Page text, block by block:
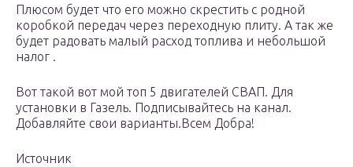
Плюсом будет что его можно скрестить с родной
коробкой передач через переходную плиту. А так же
будет радовать малый расход топлива и небольшой
налог .
Вот такой вот мой топ 5 двигателей СВАП. Для
установки в Газель. Подписывайтесь на канал.
Добавляйте свои варианты.Всем Добра!
Источник